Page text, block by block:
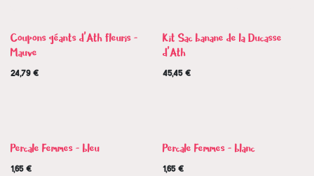
Coupons géants d'Ath fleuris -
Mauve
24,79€
Kit Sac banane de la Ducasse
d'Ath
45,45€
Nouveau !
Percale Femmes - bleu
1,65€ Nouveau !
Percale Femmes - blanc
1,65€